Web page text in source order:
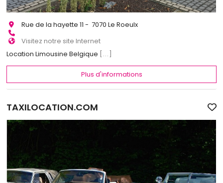
Rue de la hayette 11 - 7070 Le Roeulx
Visitez notre site Internet
Location Limousine Belgique [...]
Plus d'informations
TAXILOCATION.COM